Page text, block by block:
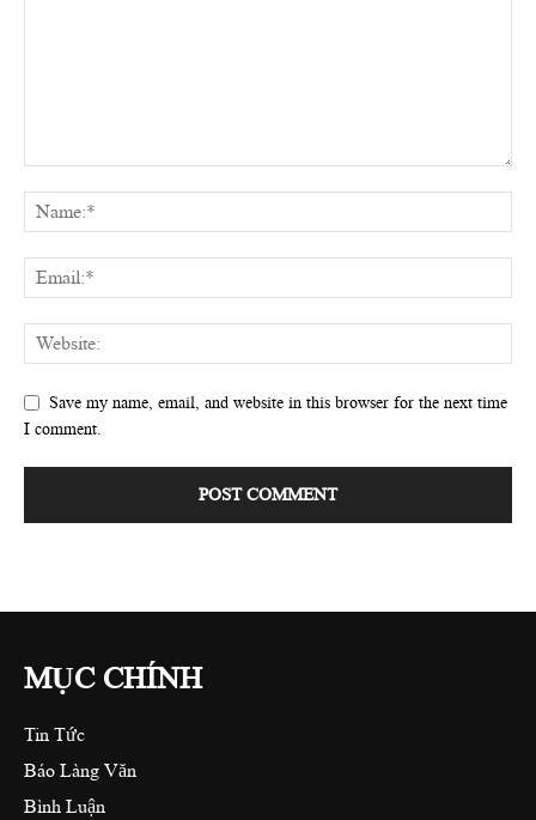
Save my name, email, and website in this browser for the next time
I comment.
MỤC CHÍNH
Tin Tức
Báo Làng Văn
Bình Luận